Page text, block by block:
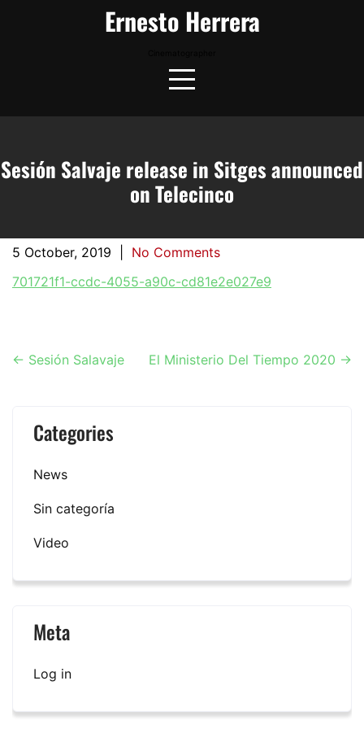
Ernesto Herrera
Sesión Salvaje release in Sitges announced
on Telecinco
5 October, 2019
No Comments
701721f1-ccdc-4055-a90c-cd81e2e027e9
Post
← Sesión Salavaje El Ministerio Del Tiempo 2020 →
Categories
News
Sin categoría
Video
Meta
Log in